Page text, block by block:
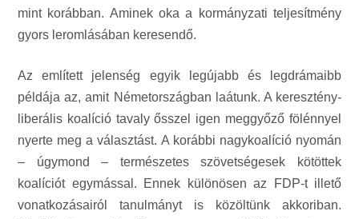
mint korábban. Aminek oka a kormányzati teljesítmény
gyors leromlásában keresendő.
Az említett jelenség egyik legújabb és legdrámaibb
példája az, amit Németországban laátunk. A keresztény-
liberális koalíció tavaly ősszel igen meggyőző fölénnyel
nyerte meg a választást. A korábbi nagykoalíció nyomán
– úgymond – természetes szövetségesek kötöttek
koalíciót egymással. Ennek különösen az FDP-t illető
vonatkozásairól tanulmányt is közöltünk akkoriban.